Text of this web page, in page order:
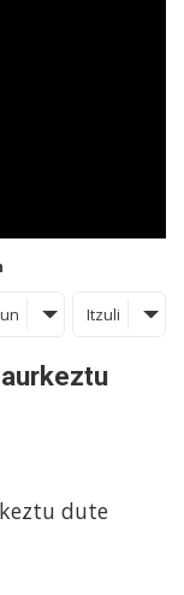
Itzuli
dute